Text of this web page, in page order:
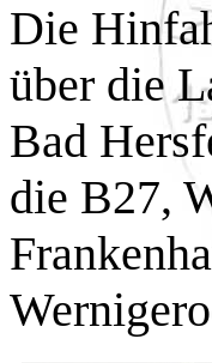
Die
über die
Bad
die B27,